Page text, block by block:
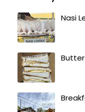
Nasi
Butter